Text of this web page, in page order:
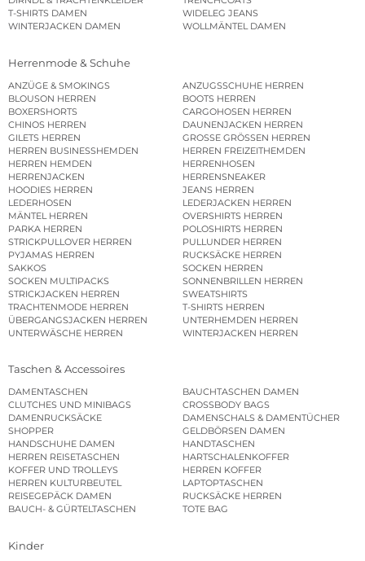
T-SHIRTS DAMEN
WIDELEG JEANS
WINTERJACKEN DAMEN
WOLLMÄNTEL DAMEN
Herrenmode & Schuhe
ANZÜGE & SMOKINGS
ANZUGSSCHUHE HERREN
BLOUSON HERREN
BOOTS HERREN
BOXERSHORTS
CARGOHOSEN HERREN
CHINOS HERREN
DAUNENJACKEN HERREN
GILETS HERREN
GROSSE GRÖSSEN HERREN
HERREN BUSINESSHEMDEN
HERREN FREIZEITHEMDEN
HERREN HEMDEN
HERRENHOSEN
HERRENJACKEN
HERRENSNEAKER
HOODIES HERREN
JEANS HERREN
LEDERHOSEN
LEDERJACKEN HERREN
MÄNTEL HERREN
OVERSHIRTS HERREN
PARKA HERREN
POLOSHIRTS HERREN
STRICKPULLOVER HERREN
PULLUNDER HERREN
PYJAMAS HERREN
RUCKSÄCKE HERREN
SAKKOS
SOCKEN HERREN
SOCKEN MULTIPACKS
SONNENBRILLEN HERREN
STRICKJACKEN HERREN
SWEATSHIRTS
TRACHTENMODE HERREN
T-SHIRTS HERREN
ÜBERGANGSJACKEN HERREN
UNTERHEMDEN HERREN
UNTERWÄSCHE HERREN
WINTERJACKEN HERREN
Taschen & Accessoires
DAMENTASCHEN
BAUCHTASCHEN DAMEN
CLUTCHES UND MINIBAGS
CROSSBODY BAGS
DAMENRUCKSÄCKE
DAMENSCHALS & DAMENTÜCHER
SHOPPER
GELDBÖRSEN DAMEN
HANDSCHUHE DAMEN
HANDTASCHEN
HERREN REISETASCHEN
HARTSCHALENKOFFER
KOFFER UND TROLLEYS
HERREN KOFFER
HERREN KULTURBEUTEL
LAPTOPTASCHEN
REISEGEPÄCK DAMEN
RUCKSÄCKE HERREN
BAUCH- & GÜRTELTASCHEN
TOTE BAG
Kinder